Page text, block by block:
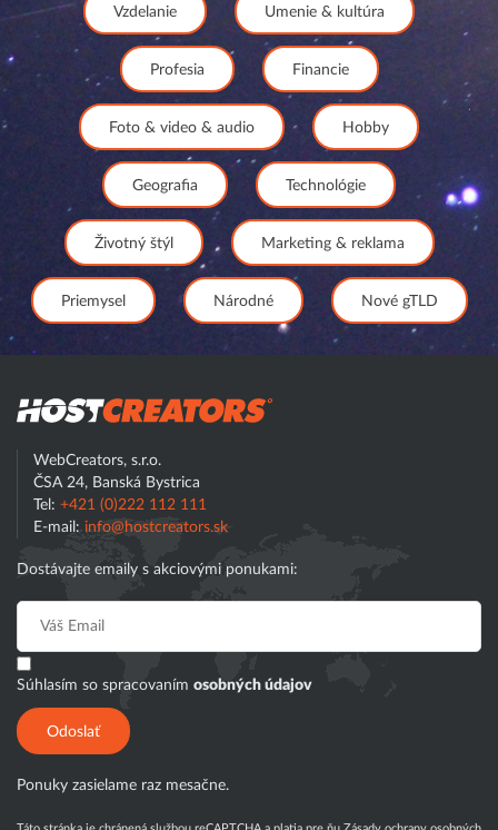
Vzdelanie Umenie & kultúra
Profesia Financie
Foto & video & audio Hobby
Geografia Technológie
Životný štýl Marketing & reklama
Priemysel Národné Nové gTLD
WebCreators, s.r.o.
ČSA 24, Banská Bystrica
Tel: +421 (0)222 112 111
E-mail: info@hostcreators.sk
Dostávajte emaily s akciovými ponukami:
Súhlasím so spracovaním osobných údajov
Odoslať
Ponuky zasielame raz mesačne.